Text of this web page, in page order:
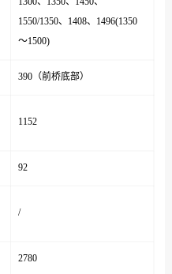
1550/1350、1408、1496(1350
～1500)
390（前桥底部）
1152
92
/
2780